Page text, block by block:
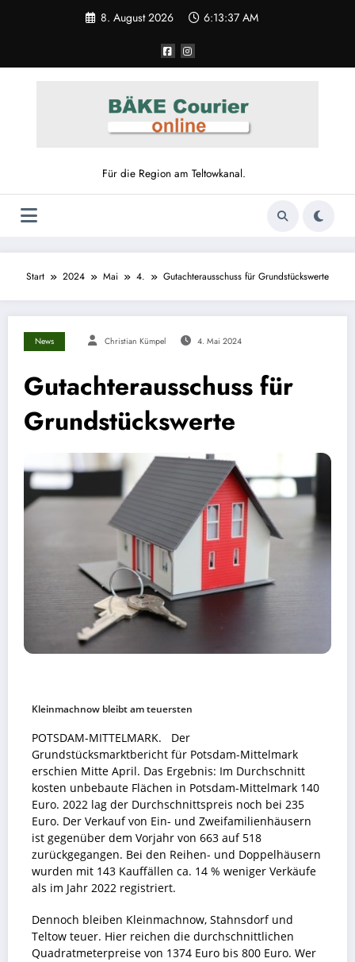
8. August 2026 6:13:37 AM
Für die Region am Teltowkanal.
Start 2024 Mai 4. Gutachterausschuss für Grundstückswerte
News Christian Kümpel 4. Mai 2024
Gutachterausschuss für
Grundstückswerte
Kleinmachnow bleibt am teuersten
POTSDAM-MITTELMARK. Der
Grundstücksmarktbericht für Potsdam-Mittelmark
erschien Mitte April. Das Ergebnis: Im Durchschnitt
kosten unbebaute Flächen in Potsdam-Mittelmark 140
Euro. 2022 lag der Durchschnittspreis noch bei 235
Euro. Der Verkauf von Ein- und Zweifamilienhäusern
ist gegenüber dem Vorjahr von 663 auf 518
zurückgegangen. Bei den Reihen- und Doppelhäusern
wurden mit 143 Kauffällen ca. 14 % weniger Verkäufe
als im Jahr 2022 registriert.
Dennoch bleiben Kleinmachnow, Stahnsdorf und
Teltow teuer. Hier reichen die durchschnittlichen
Quadratmeterpreise von 1374 Euro bis 800 Euro. Wer